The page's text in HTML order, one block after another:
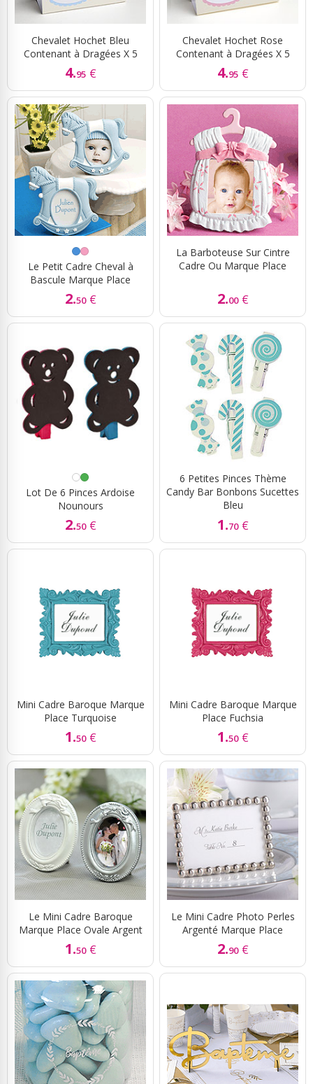
Chevalet Hochet Bleu
Contenant à Dragées X 5
4.95 €
Chevalet Hochet Rose
Contenant à Dragées X 5
4.95 €
Le Petit Cadre Cheval à
Bascule Marque Place
2.50 €
La Barboteuse Sur Cintre
Cadre Ou Marque Place
2.00 €
Lot De 6 Pinces Ardoise
Nounours
2.50 €
6 Petites Pinces Thème
Candy Bar Bonbons Sucettes
Bleu
1.70 €
Mini Cadre Baroque Marque
Place Turquoise
1.50 €
Mini Cadre Baroque Marque
Place Fuchsia
1.50 €
Le Mini Cadre Baroque
Marque Place Ovale Argent
1.50 €
Le Mini Cadre Photo Perles
Argenté Marque Place
2.90 €